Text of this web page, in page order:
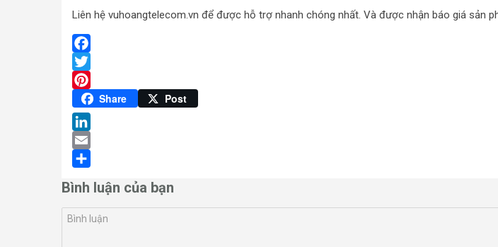
Liên hệ vuhoangtelecom.vn để được hỗ trợ nhanh chóng nhất. Và được nhận báo giá sản
Facebook
Twitter
Pinterest
Share Post
LinkedIn
Email
Bình luận của bạn